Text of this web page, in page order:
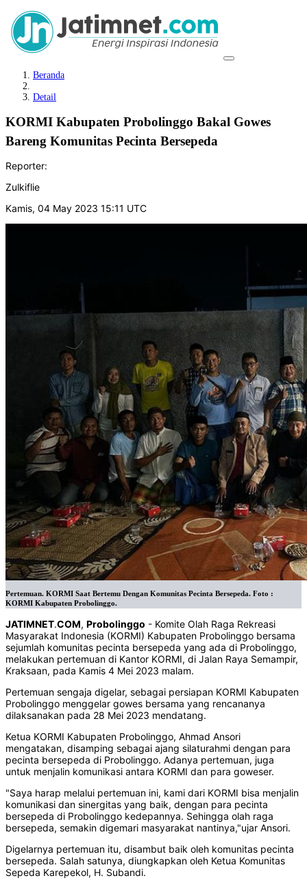
Beranda
Detail
KORMI Kabupaten Probolinggo Bakal Gowes
Bareng Komunitas Pecinta Bersepeda
Reporter:
Zulkiflie
Kamis, 04 May 2023 15:11 UTC
Pertemuan. KORMI Saat Bertemu Dengan Komunitas Pecinta Bersepeda. Foto :
KORMI Kabupaten Probolinggo.
JATIMNET.COM, Probolinggo - Komite Olah Raga Rekreasi
Masyarakat Indonesia (KORMI) Kabupaten Probolinggo bersama
sejumlah komunitas pecinta bersepeda yang ada di Probolinggo,
melakukan pertemuan di Kantor KORMI, di Jalan Raya Semampir,
Kraksaan, pada Kamis 4 Mei 2023 malam.
Pertemuan sengaja digelar, sebagai persiapan KORMI Kabupaten
Probolinggo menggelar gowes bersama yang rencananya
dilaksanakan pada 28 Mei 2023 mendatang.
Ketua KORMI Kabupaten Probolinggo, Ahmad Ansori
mengatakan, disamping sebagai ajang silaturahmi dengan para
pecinta bersepeda di Probolinggo. Adanya pertemuan, juga
untuk menjalin komunikasi antara KORMI dan para goweser.
"Saya harap melalui pertemuan ini, kami dari KORMI bisa menjalin
komunikasi dan sinergitas yang baik, dengan para pecinta
bersepeda di Probolinggo kedepannya. Sehingga olah raga
bersepeda, semakin digemari masyarakat nantinya,"ujar Ansori.
Digelarnya pertemuan itu, disambut baik oleh komunitas pecinta
bersepeda. Salah satunya, diungkapkan oleh Ketua Komunitas
Sepeda Karepekol, H. Subandi.